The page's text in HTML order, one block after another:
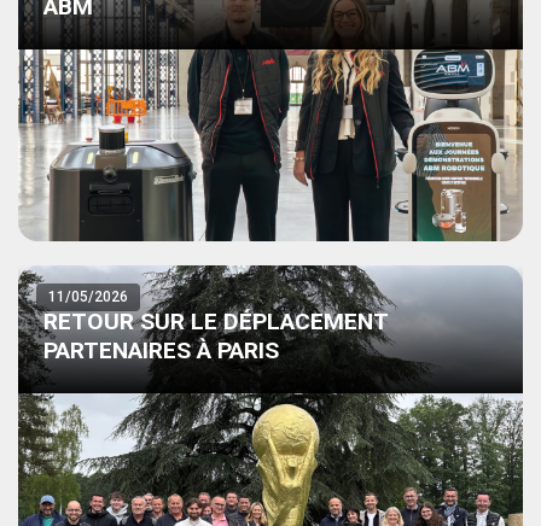
ABM
11/05/2026
RETOUR SUR LE DÉPLACEMENT
PARTENAIRES À PARIS